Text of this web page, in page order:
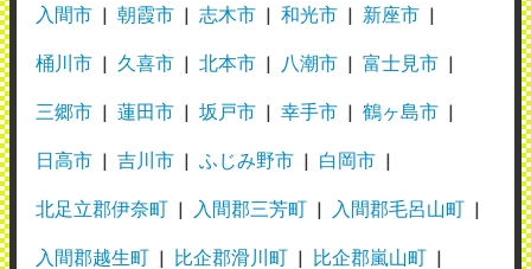
入間市 朝霞市 志木市 和光市 新座市
桶川市 久喜市 北本市 八潮市 富士見市
三郷市 蓮田市 坂戸市 幸手市 鶴ヶ島市
日高市 吉川市 ふじみ野市 白岡市
北足立郡伊奈町 入間郡三芳町 入間郡毛呂山町
入間郡越生町 比企郡滑川町 比企郡嵐山町